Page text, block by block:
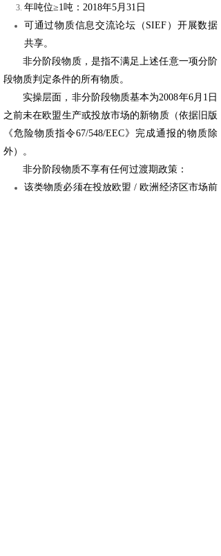
年吨位≥1吨：2018年5月31日
可通过物质信息交流论坛（SIEF）开展数据
共享。
非分阶段物质，是指不满足上述任意一项分阶
段物质判定条件的所有物质。
实操层面，非分阶段物质基本为2008年6月1日
之前未在欧盟生产或投放市场的新物质（依据旧版
《危险物质指令67/548/EEC》完成通报的物质除
外）。
非分阶段物质不享有任何过渡期政策：
该类物质必须在投放欧盟 / 欧洲经济区市场前